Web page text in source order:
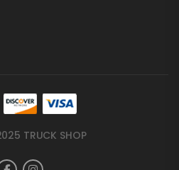
TRUCK SHOP